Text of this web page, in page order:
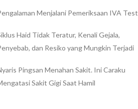
Menjalani Pemeriksaan IVA Test
Haid Tidak Teratur, Kenali Gejala,
dan Resiko yang Mungkin Terjadi
Pingsan Menahan Sakit. Ini Caraku
Sakit Gigi Saat Hamil